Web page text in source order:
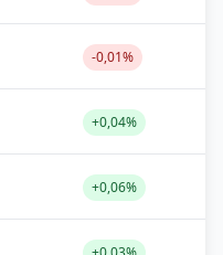
-0,01%
+0,04%
+0,06%